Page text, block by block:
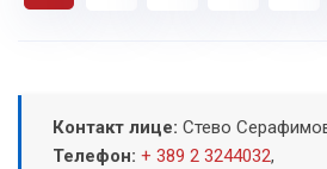
Контакт лице: Стево
Телефон: + 389 2 3244032,